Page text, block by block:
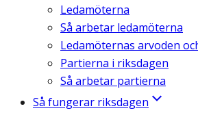
Ledamöterna
Så arbetar ledamöterna
Ledamöternas arvoden
Partierna i riksdagen
Så arbetar partierna
Så fungerar riksdagen